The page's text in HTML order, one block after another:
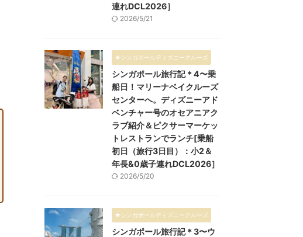
連れDCL2026］
2026/5/21
★シンガポールディズニークルーズ
シンガポール旅行記＊4〜乗
船日！マリーナベイクルーズ
センターへ。ディズニーアド
ベンチャー号のオセアニアク
ラブ紹介＆ピクサーマーケッ
トレストランでランチ[乗船
初日（旅行3日目）：小2＆
年長&0歳子連れDCL2026］
2026/5/20
★シンガポールディズニークルーズ
シンガポール旅行記＊3〜ウ